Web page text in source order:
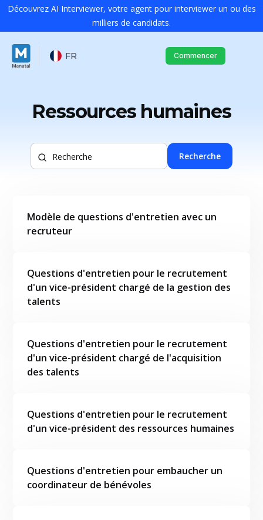
Découvrez AI Interviewer, votre agent pour interviewer un ou des
milliers de candidats.
FR Commencer
Ressources humaines
Recherche
Modèle de questions d'entretien avec un
recruteur
Questions d'entretien pour le recrutement
d'un vice-président chargé de la gestion des
talents
Questions d'entretien pour le recrutement
d'un vice-président chargé de l'acquisition
des talents
Questions d'entretien pour le recrutement
d'un vice-président des ressources humaines
Questions d'entretien pour embaucher un
coordinateur de bénévoles